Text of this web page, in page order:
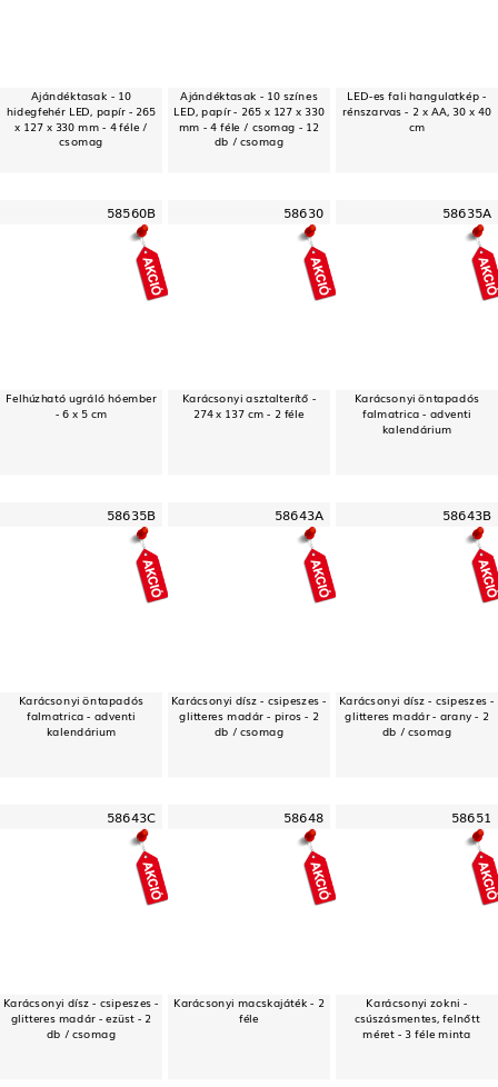
Ajándéktasak - 10
hidegfehér LED, papír - 265
x 127 x 330 mm - 4 féle /
csomag
Ajándéktasak - 10 színes
LED, papír - 265 x 127 x 330
mm - 4 féle / csomag - 12
db / csomag
LED-es fali hangulatkép -
rénszarvas - 2 x AA, 30 x 40
cm
58560B
Felhúzható ugráló hóember
- 6 x 5 cm
58630
Karácsonyi asztalterítő -
274 x 137 cm - 2 féle
58635A
Karácsonyi öntapadós
falmatrica - adventi
kalendárium
58635B
Karácsonyi öntapadós
falmatrica - adventi
kalendárium
58643A
Karácsonyi dísz - csipeszes -
glitteres madár - piros - 2
db / csomag
58643B
Karácsonyi dísz - csipeszes -
glitteres madár - arany - 2
db / csomag
58643C
Karácsonyi dísz - csipeszes -
glitteres madár - ezüst - 2
db / csomag
58648
Karácsonyi macskajáték - 2
féle
58651
Karácsonyi zokni -
csúszásmentes, felnőtt
méret - 3 féle minta